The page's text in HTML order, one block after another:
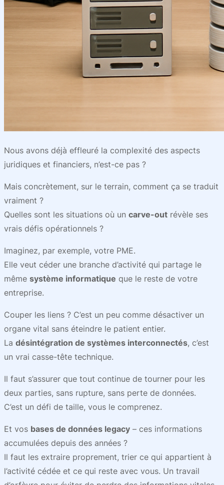
Nous avons déjà effleuré la complexité des aspects
juridiques et financiers, n’est-ce pas ?
Mais concrètement, sur le terrain, comment ça se traduit
vraiment ?
Quelles sont les situations où un carve-out révèle ses
vrais défis opérationnels ?
Imaginez, par exemple, votre PME.
Elle veut céder une branche d’activité qui partage le
même système informatique que le reste de votre
entreprise.
Couper les liens ? C’est un peu comme désactiver un
organe vital sans éteindre le patient entier.
La désintégration de systèmes interconnectés, c’est
un vrai casse-tête technique.
Il faut s’assurer que tout continue de tourner pour les
deux parties, sans rupture, sans perte de données.
C’est un défi de taille, vous le comprenez.
Et vos bases de données legacy – ces informations
accumulées depuis des années ?
Il faut les extraire proprement, trier ce qui appartient à
l’activité cédée et ce qui reste avec vous. Un travail